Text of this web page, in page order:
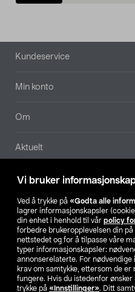
Vi bruker
Ved å trykke på «Godta alle
lagrer informasjonskapsler
din enhet i henhold til vår policy
forbedre brukeropplevelsen din
nettstedet og for å tilpasse våre
typer informasjonskapsler:
annonserelaterte. For
krav om samtykke, ettersom de
fungere. Hvis du istedenfor
trykke på «Innstillinger». Ditt
Bunntekst
Kundeservice
Min konto
Om
Aktuelt
Våre selskaper
Finn
SE